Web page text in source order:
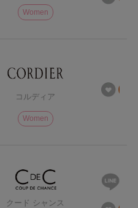
Women
コルディア
Women
クード シャンス